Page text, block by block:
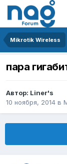
Mikrotik Wireless
пара
Автор: Liner's
10 ноября, 2014 в